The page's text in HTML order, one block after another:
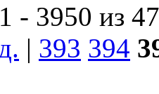
- 3950 из
| 393 394